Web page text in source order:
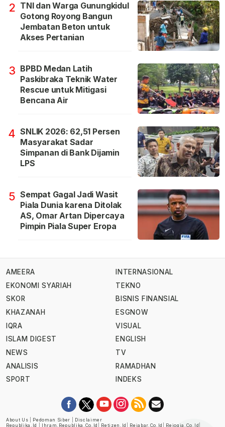
2 TNI dan Warga Gunungkidul
Gotong Royong Bangun
Jembatan Beton untuk
Akses Pertanian
3 BPBD Medan Latih
Paskibraka Teknik Water
Rescue untuk Mitigasi
Bencana Air
4 SNLIK 2026: 62,51 Persen
Masyarakat Sadar
Simpanan di Bank Dijamin
LPS
5 Sempat Gagal Jadi Wasit
Piala Dunia karena Ditolak
AS, Omar Artan Dipercaya
Pimpin Piala Super Eropa
AMEERA
EKONOMI SYARIAH
SKOR
KHAZANAH
IQRA
ISLAM DIGEST
NEWS
ANALISIS
SPORT
INTERNASIONAL
TEKNO
BISNIS FINANSIAL
ESGNOW
VISUAL
ENGLISH
TV
RAMADHAN
INDEKS
About Us Pedoman Siber
Disclaimer
Republika.id
Ihram.republika.co.id Retizen.id Rejabar.co.id Rejogja.co.id